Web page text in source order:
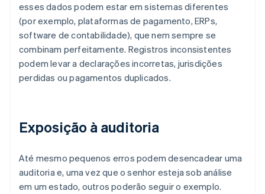
esses dados podem estar em sistemas diferentes
(por exemplo, plataformas de pagamento, ERPs,
software de contabilidade), que nem sempre se
combinam perfeitamente. Registros inconsistentes
podem levar a declarações incorretas, jurisdições
perdidas ou pagamentos duplicados.
Exposição à auditoria
Até mesmo pequenos erros podem desencadear uma
auditoria e, uma vez que o senhor esteja sob análise
em um estado, outros poderão seguir o exemplo.